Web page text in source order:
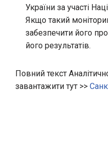
України за участі
Якщо такий
забезпечити його
його результатів.
Повний текст
завантажити тут >>